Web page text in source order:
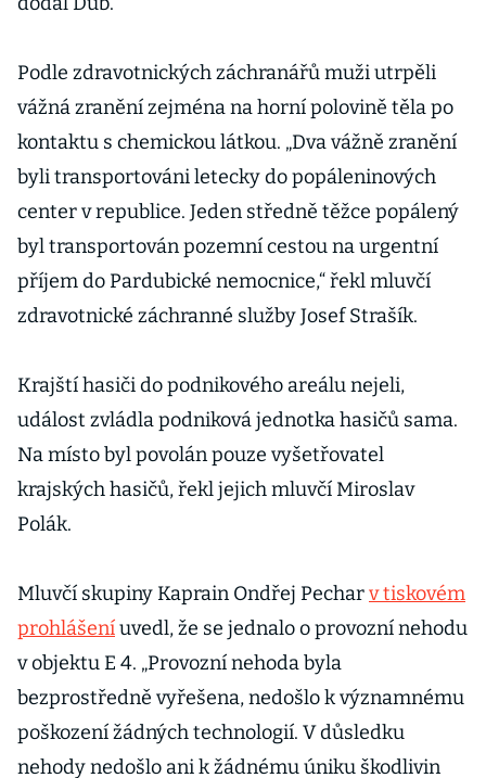
Podle zdravotnických záchranářů muži utrpěli
vážná zranění zejména na horní polovině těla po
kontaktu s chemickou látkou. „Dva vážně zranění
byli transportováni letecky do popáleninových
center v republice. Jeden středně těžce popálený
byl transportován pozemní cestou na urgentní
příjem do Pardubické nemocnice,“ řekl mluvčí
zdravotnické záchranné služby Josef Strašík.
Krajští hasiči do podnikového areálu nejeli,
událost zvládla podniková jednotka hasičů sama.
Na místo byl povolán pouze vyšetřovatel
krajských hasičů, řekl jejich mluvčí Miroslav
Polák.
Mluvčí skupiny Kaprain Ondřej Pecharv tiskovém
prohlášeníuvedl, že se jednalo o provozní nehodu
v objektu E 4. „Provozní nehoda byla
bezprostředně vyřešena, nedošlo k významnému
poškození žádných technologií. V důsledku
nehody nedošlo ani k žádnému úniku škodlivin